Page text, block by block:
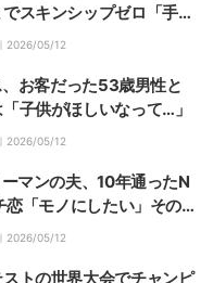
スキンシップゼロ「手も
2026/05/12
お客だった53歳男性と
子供がほしいなって…」
2026/05/12
マンの夫、10年通ったN
恋「モノにしたい」その
2026/05/12
トの世界大会でチャンピ